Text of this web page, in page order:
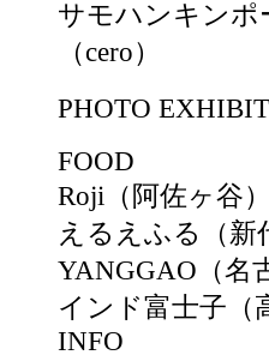
サモハンキンポ
（cero）
PHOTO
FOOD
Roji（阿佐ヶ谷）
えるえふる（新
YANGGAO（名
インド富士子（
INFO